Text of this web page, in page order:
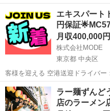
からお願いします。 🌟お仕事内容🌟 グランドハンドリングとは 飛行
機が空港に到着して 再び飛び立
＜手...
その他 業
エキスパート
円保証
月収400,000円
株式会社MODE
東京都 中央区
客様を迎える 空港送迎ドライバー
タクシー：…
東京 中央区 ドライバー
ラー麺ずん
店のラーメン